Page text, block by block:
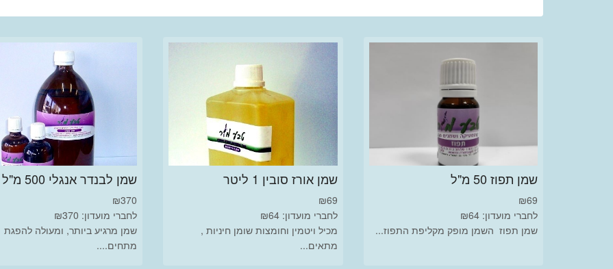
שמן תפוז 50 מ"ל
₪69
לחברי מועדון: ₪64
שמן תפוז השמן מופק מקליפת התפוז...
שמן אורז סובין 1 ליטר
₪69
לחברי מועדון: ₪64
מכיל ויטמין וחומצות שומן חיניות ,
מתאים...
שמן לבנדר אנגלי 500 מ"ל
₪370
לחברי מועדון: ₪370
שמן מרגיע ביותר, ומעולה להפגת
מתחים....